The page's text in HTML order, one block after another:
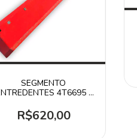
SEGMENTO
4T6695 /
R$620,00